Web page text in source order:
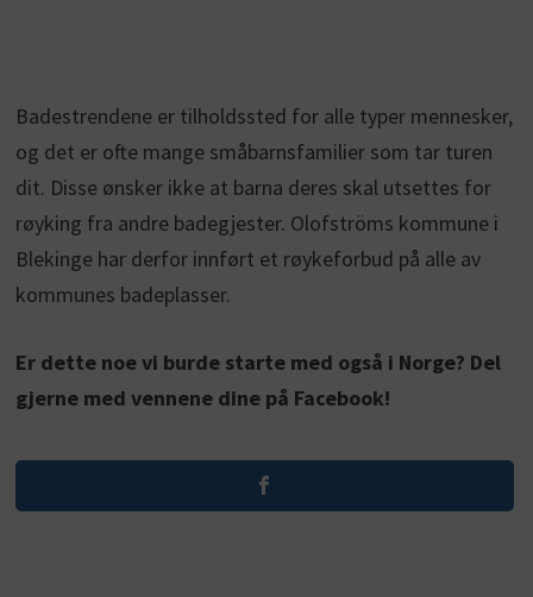
Badestrendene er tilholdssted for alle typer mennesker,
og det er ofte mange småbarnsfamilier som tar turen
dit. Disse ønsker ikke at barna deres skal utsettes for
røyking fra andre badegjester. Olofströms kommune i
Blekinge har derfor innført et røykeforbud på alle av
kommunes badeplasser.
Er dette noe vi burde starte med også i Norge? Del
gjerne med vennene dine på Facebook!